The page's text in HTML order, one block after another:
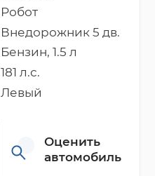
Робот
Внедорожник 5 дв.
Бензин, 1.5 л
181 л.с.
Левый
Оценить
автомобиль